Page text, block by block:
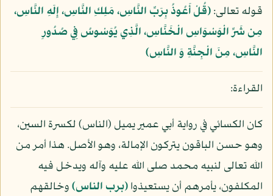
قوله تعالى:﴿قُلْ أَعُوذُ بِرَبِّ النَّاسِ، مَلِكِ النَّاسِ، إِلَهِ النَّاسِ،
مِن شَرِّ الْوَسْوَاسِ الْخَنَّاسِ، الَّذِي يُوَسْوِسُ فِي صُدُورِ
النَّاسِ، مِنَ الْجِنَّةِ وَ النَّاسِ﴾
القراءة:
كان الكسائي في رواية أبي عمير يميل (الناس) لكسرة السين،
وهو حسن الباقون يتركون الإمالة، وهو الأصل. هذا أمر من
الله تعالى لنبيه محمد صلى الله عليه وآله ويدخل فيه
المكلفون، يأمرهم أن يستعيذوا(برب الناس)وخالقهم